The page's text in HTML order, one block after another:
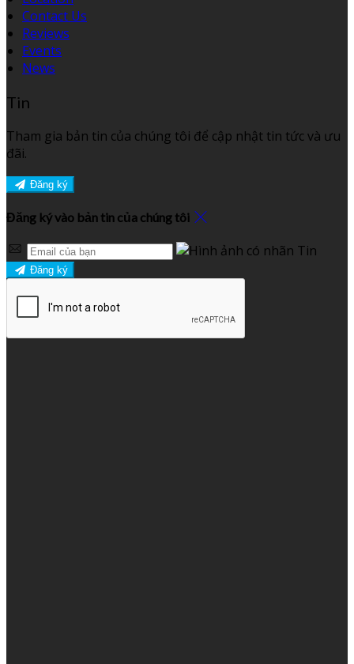
Contact Us
Reviews
Events
News
Tin
Tham gia bản tin của chúng tôi để cập nhật tin tức và ưu
đãi.
Đăng ký
Đăng ký vào bản tin của chúng tôi
Đăng ký